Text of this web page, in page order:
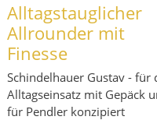
Alltagstauglicher
Allrounder mit
Finesse
Schindelhauer Gustav - für
Alltagseinsatz mit Gepäck
für Pendler konzipiert